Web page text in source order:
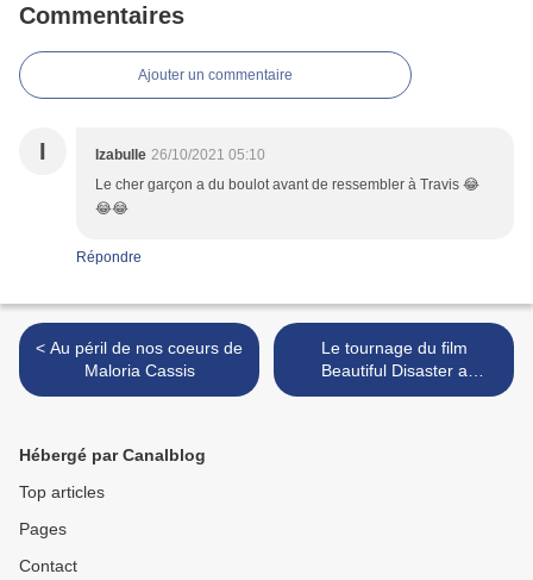
Commentaires
Ajouter un commentaire
I Izabulle 26/10/2021 05:10
Le cher garçon a du boulot avant de ressembler à Travis 😂
😂😂
Répondre
< Au péril de nos coeurs de
Maloria Cassis
Le tournage du film
Beautiful Disaster a
commencé >
Hébergé par Canalblog
Top articles
Pages
Contact